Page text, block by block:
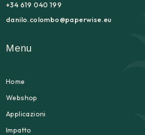
+34 619 040 199
danilo.colombo@paperwise.eu
Menu
Home
Webshop
Applicazioni
Impatto